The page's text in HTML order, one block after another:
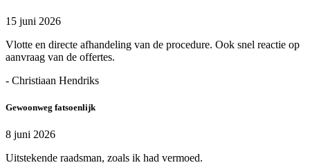
15 juni 2026
Vlotte en directe afhandeling van de procedure. Ook snel reactie op
aanvraag van de offertes.
- Christiaan Hendriks
Gewoonweg fatsoenlijk
8 juni 2026
Uitstekende raadsman, zoals ik had vermoed.